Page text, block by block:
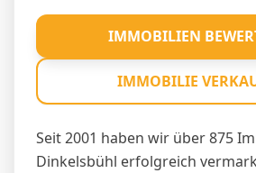
Seit 2001 haben wir über 875
Dinkelsbühl erfolgreich
IMMOBILIEN
IMMOBILIE